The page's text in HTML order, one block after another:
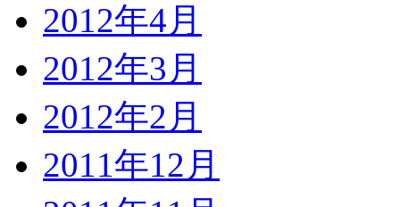
2012年4月
2012年3月
2012年2月
2011年12月